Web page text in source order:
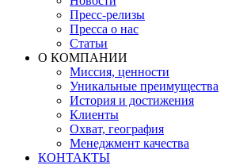
Пресс-релизы
Пресса о нас
Статьи
О КОМПАНИИ
Миссия, ценности
Уникальные преимущества
История и достижения
Клиенты
Охват, география
Менеджмент качества
КОНТАКТЫ